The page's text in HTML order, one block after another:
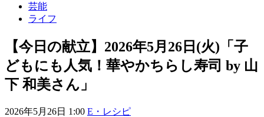
芸能
ライフ
【今日の献立】2026年5月26日(火)「子
どもにも人気！華やかちらし寿司 by 山
下 和美さん」
2026年5月26日 1:00 E・レシピ